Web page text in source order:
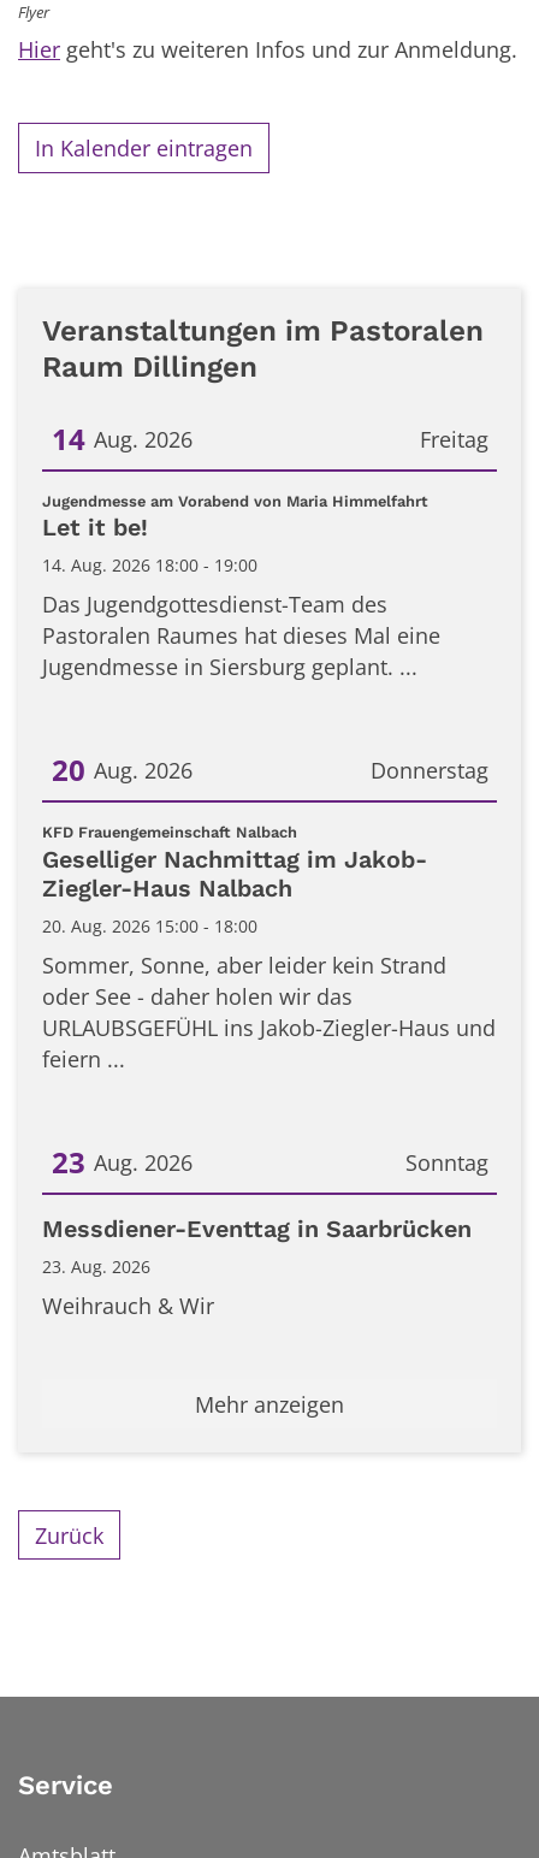
Flyer
Hier geht's zu weiteren Infos und zur Anmeldung.
In Kalender eintragen
Veranstaltungen im Pastoralen
Raum Dillingen
Freitag
14 Aug. 2026
Datum: 14. August 2026
Jugendmesse am Vorabend von Maria Himmelfahrt:
Let it be!
14. Aug. 2026 18:00 - 19:00
Das Jugendgottesdienst-Team des
Pastoralen Raumes hat dieses Mal eine
Jugendmesse in Siersburg geplant. ...
Donnerstag
20 Aug. 2026
Datum: 20. August 2026
KFD Frauengemeinschaft Nalbach
Geselliger Nachmittag im Jakob-
Ziegler-Haus Nalbach
20. Aug. 2026 15:00 - 18:00
Sommer, Sonne, aber leider kein Strand
oder See - daher holen wir das
URLAUBSGEFÜHL ins Jakob-Ziegler-Haus und
feiern ...
Sonntag
23 Aug. 2026
Datum: 23. August 2026
Messdiener-Eventtag in Saarbrücken
23. Aug. 2026
Weihrauch & Wir
Mehr anzeigen
Zurück
Service